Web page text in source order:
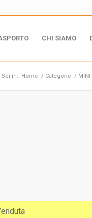
CHI SIAMO
Sei in: Home / Categorie / MINI